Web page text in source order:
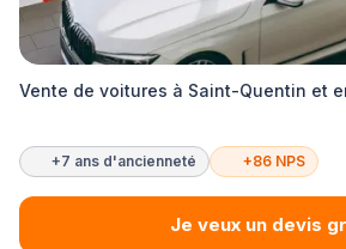
Vente de voitures à Saint-Quentin et
+7 ans d'ancienneté +86 NPS
Je veux un devis